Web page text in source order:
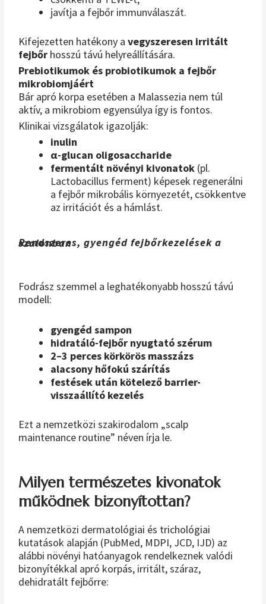
javítja a fejbőr immunválaszát.
Kifejezetten hatékony avegyszeresen irritált
fejbőr hosszú távú helyreállítására.
Prebiotikumok és probiotikumok a fejbőr
mikrobiomjáért
Bár apró korpa esetében a Malassezia nem túl
aktív, a mikrobiom egyensúlya így is fontos.
Klinikai vizsgálatok igazolják:
inulin
α-glucan oligosaccharide
fermentált növényi kivonatok (pl.
Lactobacillus ferment) képesek regenerálni
a fejbőr mikrobális környezetét, csökkentve
az irritációt és a hámlást.
Rendszeres, gyengéd fejbőrkezelések a szalonban
Fodrász szemmel a leghatékonyabb hosszú távú
modell:
gyengéd sampon
hidratáló-fejbőr nyugtató szérum
2–3 perces körkörös masszázs
alacsony hőfokú szárítás
festések után kötelező barrier-
visszaállító kezelés
Ezt a nemzetközi szakirodalom „scalp
maintenance routine” néven írja le.
Milyen természetes kivonatok
működnek bizonyítottan?
A nemzetközi dermatológiai és trichológiai
kutatások alapján (PubMed, MDPI, JCD, IJD) az
alábbi növényi hatóanyagok rendelkeznek valódi
bizonyítékkal apró korpás, irritált, száraz,
dehidratált fejbőrre: